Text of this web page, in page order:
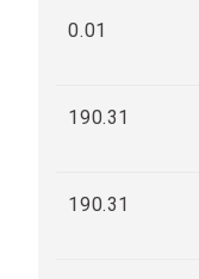
0.01
190.31
190.31